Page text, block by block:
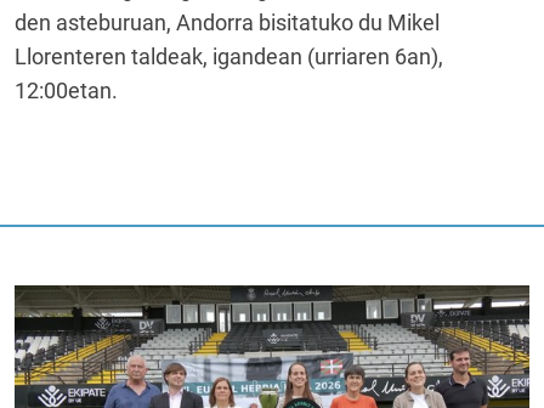
den asteburuan, Andorra bisitatuko du Mikel
Llorenteren taldeak, igandean (urriaren 6an),
12:00etan.